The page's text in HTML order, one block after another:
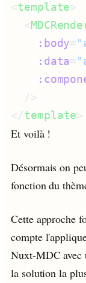
<template
  <
    :body
=
    :data
=
</template
Et voilà !
Désormais on
fonction du
Cette approche
compte
Nuxt-MDC avec
la solution la